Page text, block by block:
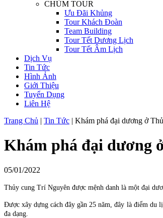
CHÙM TOUR
Ưu Đãi Khủng
Tour Khách Đoàn
Team Building
Tour Tết Dương Lịch
Tour Tết Âm Lịch
Dịch Vụ
Tin Tức
Hình Ảnh
Giới Thiệu
Tuyển Dụng
Liên Hệ
Trang Chủ | Tin Tức | Khám phá đại dương ở
Khám phá đại dương
05/01/2022
Thủy cung Trí Nguyên được mệnh danh là một đại
Được xây dựng cách đây gần 25 năm, đây là điểm du
đa dạng.